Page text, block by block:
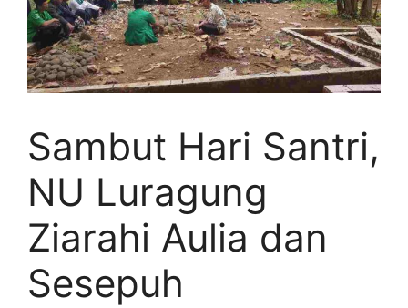
Sambut Hari Santri,
NU Luragung
Ziarahi Aulia dan
Sesepuh